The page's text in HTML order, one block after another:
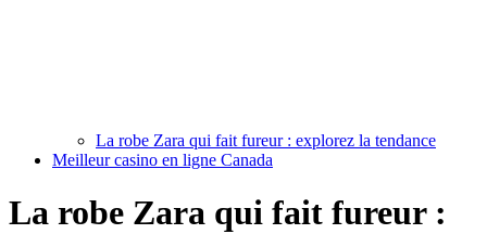
La robe Zara qui fait fureur : explorez la tendance
Meilleur casino en ligne Canada
La robe Zara qui fait fureur :